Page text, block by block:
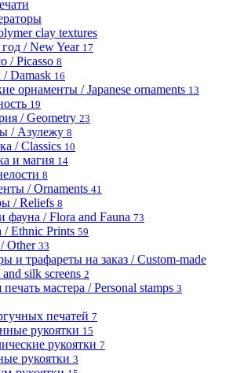
clay textures
/ New Year 17
/ Picasso 8
/ Damask 16
орнаменты / Japanese ornaments 13
19
/ Geometry 23
/ Азулежу 8
/ Classics 10
и магия 14
8
/ Ornaments 41
/ Reliefs 8
фауна / Flora and Fauna 73
/ Ethnic Prints 59
Other 33
и трафареты на заказ / Custom-made
and silk screens 2
мастера / Personal stamps 3
печатей 7
рукоятки 15
рукоятки 7
рукоятки 3